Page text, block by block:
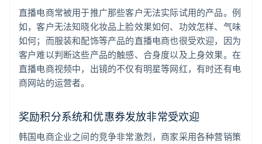
直播电商常被用于推广那些客户无法实际试用的产品。例
如，客户无法知晓化妆品上脸效果如何、功效怎样、气味
如何；而服装和配饰等产品的直播电商也很受欢迎，因为
客户难以判断这些产品的触感、合身度以及上身效果。在
直播电商视频中，出镜的不仅有明星等网红，有时还有电
商网站的运营者。
奖励积分系统和优惠券发放非常受欢迎
韩国电商企业之间的竞争非常激烈，商家采用各种营销策